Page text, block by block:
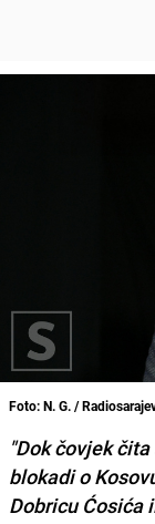
Foto: N. G. /
"Dok čovjek
blokadi o
Dobricu Ćosića